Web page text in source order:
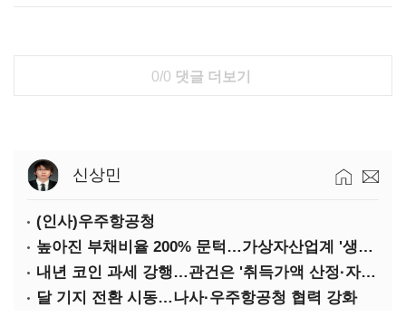
0/0 댓글 더보기
신상민
(인사)우주항공청
높아진 부채비율 200% 문턱…가상자산업계 '생존 시험대'
내년 코인 과세 강행…관건은 '취득가액 산정·자산 이동'
달 기지 전환 시동…나사·우주항공청 협력 강화